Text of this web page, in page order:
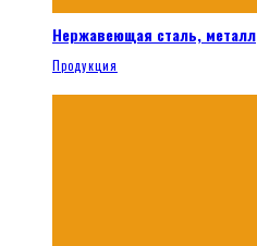
Нержавеющая сталь, металл
Продукция